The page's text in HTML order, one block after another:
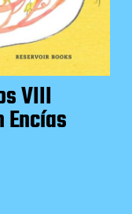
VIII
Encías